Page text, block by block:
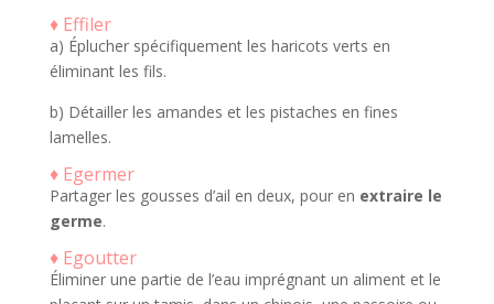
♦ Effiler
a) Éplucher spécifiquement les haricots verts en
éliminant les fils.
b) Détailler les amandes et les pistaches en fines
lamelles.
♦ Egermer
Partager les gousses d’ail en deux, pour en extraire le
germe.
♦ Egoutter
Éliminer une partie de l’eau imprégnant un aliment et le